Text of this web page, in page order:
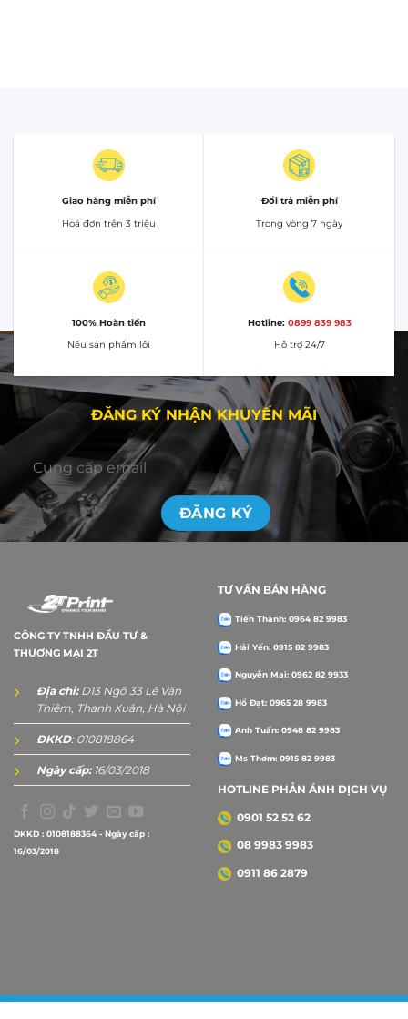
Giao hàng miễn phí
Hoá đơn trên 3 triệu
Đổi trả miễn phí
Trong vòng 7 ngày
100% Hoàn tiền
Nếu sản phẩm lỗi
Hotline: 0899 839 983
Hỗ trợ 24/7
ĐĂNG KÝ NHẬN KHUYẾN MÃI
CÔNG TY TNHH ĐẦU TƯ &
THƯƠNG MẠI 2T
Địa chỉ:D13 Ngõ 33 Lê Văn
Thiêm, Thanh Xuân, Hà Nội
ĐKKD: 010818864
Ngày cấp:16/03/2018
DKKD : 0108188364 - Ngày cấp :
16/03/2018
TƯ VẤN BÁN HÀNG
Tiến Thành: 0964 82 9983
Hải Yến: 0915 82 9983
Nguyễn Mai: 0962 82 9933
Hồ Đạt: 0965 28 9983
Anh Tuấn: 0948 82 9983
Ms Thơm: 0915 82 9983
HOTLINE PHẢN ÁNH DỊCH VỤ
0901 52 52 62
08 9983 9983
0911 86 2879